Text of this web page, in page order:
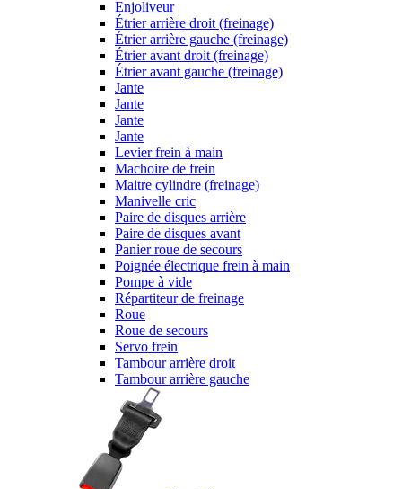
Enjoliveur
Étrier arrière droit (freinage)
Étrier arrière gauche (freinage)
Étrier avant droit (freinage)
Étrier avant gauche (freinage)
Jante
Jante
Jante
Jante
Levier frein à main
Machoire de frein
Maitre cylindre (freinage)
Manivelle cric
Paire de disques arrière
Paire de disques avant
Panier roue de secours
Poignée électrique frein à main
Pompe à vide
Répartiteur de freinage
Roue
Roue de secours
Servo frein
Tambour arrière droit
Tambour arrière gauche